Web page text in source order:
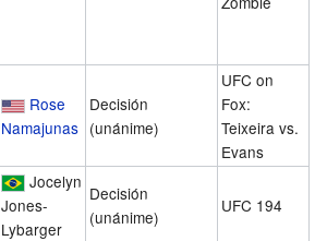
Rose
Namajunas
Decisión
(unánime)
UFC on
Fox:
Teixeira vs.
Evans
Jocelyn
Jones-
Lybarger
Decisión
(unánime)
UFC 194